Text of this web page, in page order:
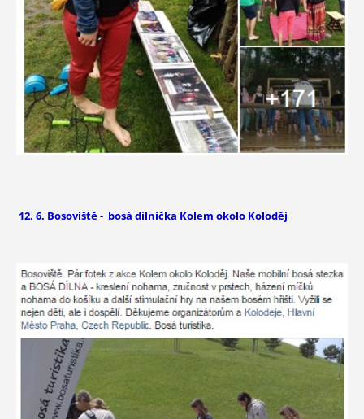
12. 6. Bosoviště - bosá dílnička Kolem okolo Koloděj